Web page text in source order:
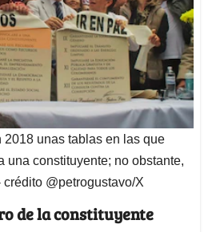
2018 unas tablas en las que
una constituyente; no obstante,
@petrogustavo/X
de la constituyente